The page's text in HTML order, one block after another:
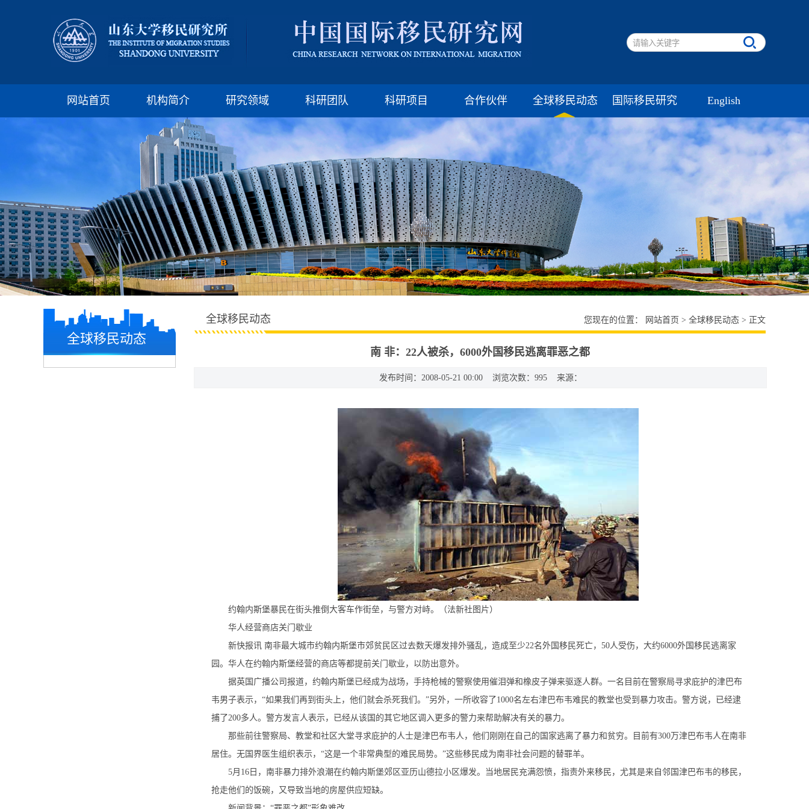
网站首页 机构简介 研究领域 科研团队 科研项目 合作伙伴 全球移民动态 国际移民研究 English
全球移民动态
全球移民动态 您现在的位置： 网站首页 > 全球移民动态 > 正文
南 非：22人被杀，6000外国移民逃离罪恶之都
发布时间：2008-05-21 00:00 浏览次数： 995来源：
约翰内斯堡暴民在街头推倒大客车作街垒，与警方对峙。（法新社图片）
华人经营商店关门歇业
新快报讯 南非最大城市约翰内斯堡市郊贫民区过去数天爆发排外骚乱，造成至少22名外国移民死亡，50人受伤，大约6000外国移民逃离家
园。华人在约翰内斯堡经营的商店等都提前关门歇业，以防出意外。
据英国广播公司报道，约翰内斯堡已经成为战场，手持枪械的警察使用催泪弹和橡皮子弹来驱逐人群。一名目前在警察局寻求庇护的津巴布
韦男子表示，“如果我们再到街头上，他们就会杀死我们。”另外，一所收容了1000名左右津巴布韦难民的教堂也受到暴力攻击。警方说，已经逮
捕了200多人。警方发言人表示，已经从该国的其它地区调入更多的警力来帮助解决有关的暴力。
那些前往警察局、教堂和社区大堂寻求庇护的人士是津巴布韦人，他们刚刚在自己的国家逃离了暴力和贫穷。目前有300万津巴布韦人在南非
居住。无国界医生组织表示，“这是一个非常典型的难民局势。”这些移民成为南非社会问题的替罪羊。
5月16日，南非暴力排外浪潮在约翰内斯堡郊区亚历山德拉小区爆发。当地居民充满怨愤，指责外来移民，尤其是来自邻国津巴布韦的移民，
抢走他们的饭碗，又导致当地的房屋供应短缺。
版权所有：山东大学移民研究所 济南市山大南路27号
邮编:250100 电话:(86)-531-88377009 Email: imssdu@126.com